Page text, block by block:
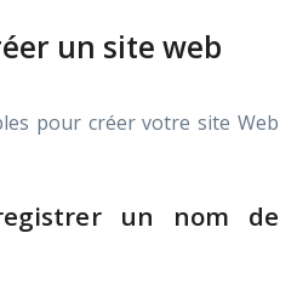
un site web
pour créer votre site Web
un nom de